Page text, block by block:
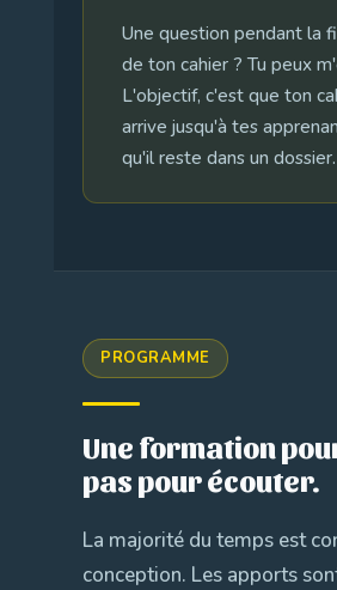
Une question pendant la
de ton cahier ? Tu peux
L'objectif, c'est que ton
arrive jusqu'à tes
qu'il reste dans un dossier.
PROGRAMME
Une formation
pas pour écouter.
La majorité du temps est
conception. Les apports